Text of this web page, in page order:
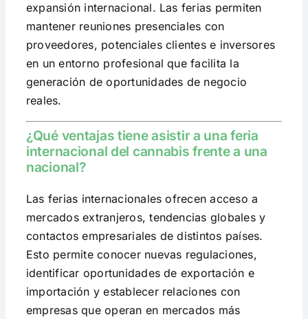
expansión internacional. Las ferias permiten
mantener reuniones presenciales con
proveedores, potenciales clientes e inversores
en un entorno profesional que facilita la
generación de oportunidades de negocio
reales.
¿Qué ventajas tiene asistir a una feria
internacional del cannabis frente a una
nacional?
Las ferias internacionales ofrecen acceso a
mercados extranjeros, tendencias globales y
contactos empresariales de distintos países.
Esto permite conocer nuevas regulaciones,
identificar oportunidades de exportación e
importación y establecer relaciones con
empresas que operan en mercados más